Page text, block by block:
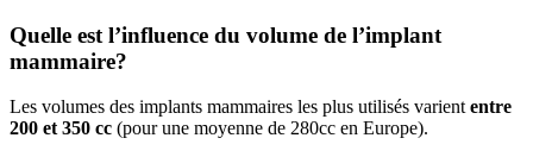
Quelle est l’influence du volume de l’implant
mammaire?
Les volumes des implants mammaires les plus utilisés variententre
200 et 350 cc (pour une moyenne de 280cc en Europe).